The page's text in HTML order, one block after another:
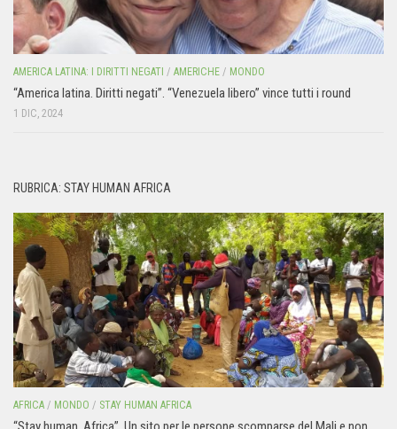
AMERICA LATINA: I DIRITTI NEGATI / AMERICHE / MONDO
“America latina. Diritti negati”. “Venezuela libero” vince tutti i round
1 DIC, 2024
RUBRICA: STAY HUMAN AFRICA
AFRICA / MONDO / STAY HUMAN AFRICA